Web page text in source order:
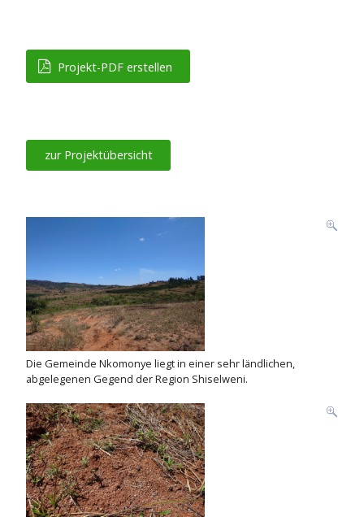
Projekt-PDF erstellen
zur Projektübersicht
Die Gemeinde Nkomonye liegt in einer sehr ländlichen,
abgelegenen Gegend der Region Shiselweni.